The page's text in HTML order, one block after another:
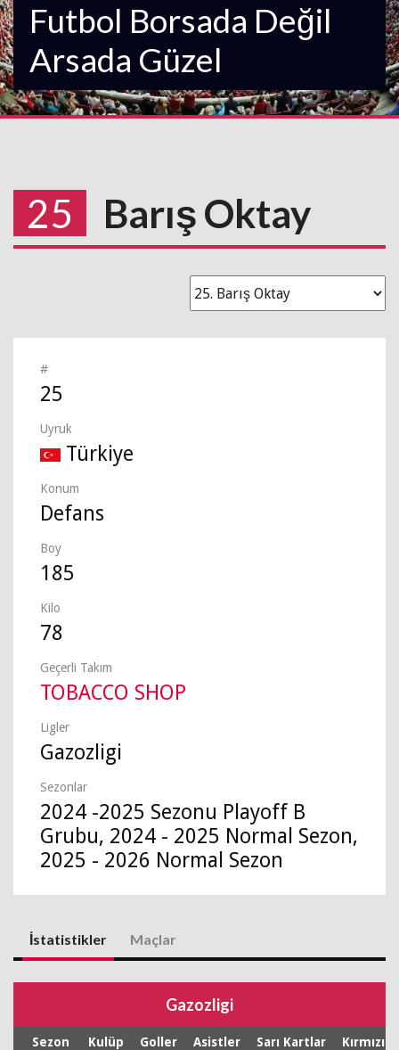
Futbol Borsada Değil
Arsada Güzel
25 Barış Oktay
#
25
Uyruk
Türkiye
Konum
Defans
Boy
185
Kilo
78
Geçerli Takım
TOBACCO SHOP
Ligler
Gazozligi
Sezonlar
2024 -2025 Sezonu Playoff B
Grubu, 2024 - 2025 Normal Sezon,
2025 - 2026 Normal Sezon
İstatistikler Maçlar
Gazozligi
Sezon Kulüp Goller Asistler Sarı Kartlar Kırmızı